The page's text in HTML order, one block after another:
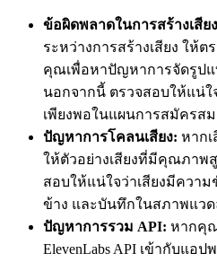
ข้อผิดพลาดในการสร้างเสีย
ระหว่างการสร้างเสียง ให้
คุณเพื่อหาปัญหาการจัดรูป
นอกจากนี้ ตรวจสอบให้แน่
เพียงพอในแผนการสมัครส
ปัญหาการโคลนเสียง: หาก
ให้ตัวอย่างเสียงที่มีคุณภาพ
สอบให้แน่ใจว่าเสียงมีความ
ข้าง และบันทึกในสภาพแวด
ปัญหาการรวม API: หากคุ
ElevenLabs API เข้ากับแ